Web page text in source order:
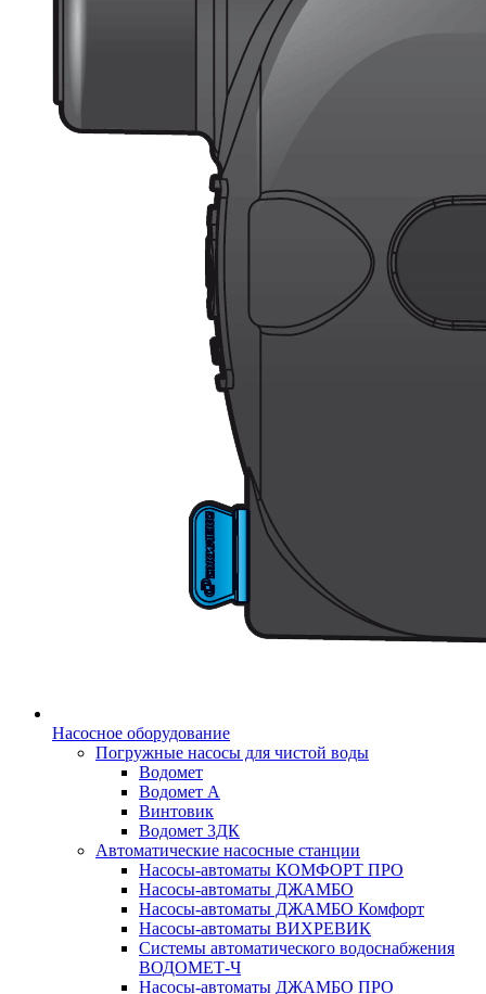
Насосное оборудование
Погружные насосы для чистой воды
Водомет
Водомет А
Винтовик
Водомет 3ДК
Автоматические насосные станции
Насосы-автоматы КОМФОРТ ПРО
Насосы-автоматы ДЖАМБО
Насосы-автоматы ДЖАМБО Комфорт
Насосы-автоматы ВИХРЕВИК
Системы автоматического водоснабжения
ВОДОМЕТ-Ч
Насосы-автоматы ДЖАМБО ПРО